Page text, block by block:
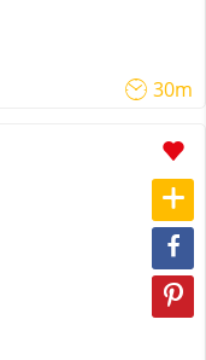
30m